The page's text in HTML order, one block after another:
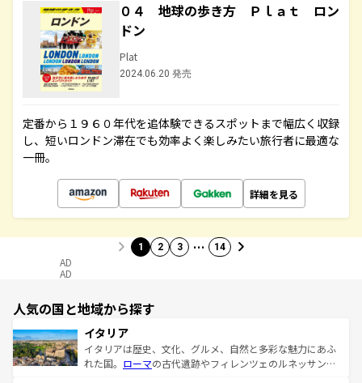
０４ 地球の歩き方 Ｐｌａｔ ロン
ドン
Plat
2024.06.20 発売
定番から１９６０年代を追体験できるスポットまで幅広く収録
し、短いロンドン滞在でも効率よく楽しみたい旅行者に最適な
一冊。
詳細を見る
1 2 3 … 14
AD
AD
人気の国と地域から探す
イタリア
イタリアは歴史、文化、グルメ、自然と多彩な魅力にあふ
れた国。 ローマの古代遺跡やフィレンツェのルネッサンス